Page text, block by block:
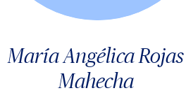
María Angélica Rojas
Mahecha